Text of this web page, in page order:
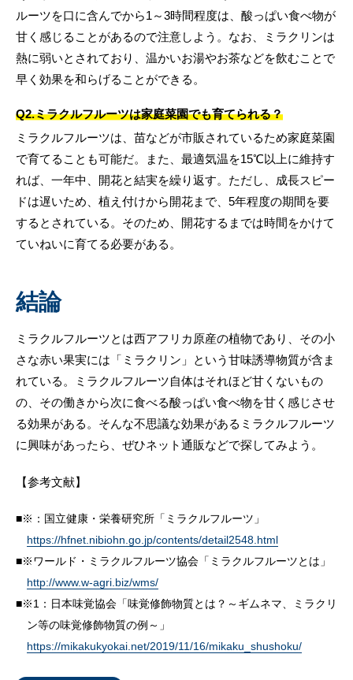
ルーツを口に含んでから1～3時間程度は、酸っぱい食べ物が
甘く感じることがあるので注意しよう。なお、ミラクリンは
熱に弱いとされており、温かいお湯やお茶などを飲むことで
早く効果を和らげることができる。
Q2.ミラクルフルーツは家庭菜園でも育てられる？
ミラクルフルーツは、苗などが市販されているため家庭菜園
で育てることも可能だ。また、最適気温を15℃以上に維持す
れば、一年中、開花と結実を繰り返す。ただし、成長スピー
ドは遅いため、植え付けから開花まで、5年程度の期間を要
するとされている。そのため、開花するまでは時間をかけて
ていねいに育てる必要がある。
結論
ミラクルフルーツとは西アフリカ原産の植物であり、その小
さな赤い果実には「ミラクリン」という甘味誘導物質が含ま
れている。ミラクルフルーツ自体はそれほど甘くないもの
の、その働きから次に食べる酸っぱい食べ物を甘く感じさせ
る効果がある。そんな不思議な効果があるミラクルフルーツ
に興味があったら、ぜひネット通販などで探してみよう。
【参考文献】
※：国立健康・栄養研究所「ミラクルフルーツ」
https://hfnet.nibiohn.go.jp/contents/detail2548.html
※ワールド・ミラクルフルーツ協会「ミラクルフルーツとは」
http://www.w-agri.biz/wms/
※1：日本味覚協会「味覚修飾物質とは？～ギムネマ、ミラクリ
ン等の味覚修飾物質の例～」
https://mikakukyokai.net/2019/11/16/mikaku_shushoku/